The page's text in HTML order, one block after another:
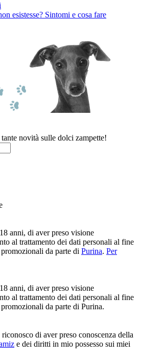
esistesse? Sintomi e cosa fare
novità sulle dolci zampette!
anni, di aver preso visione
al trattamento dei dati personali al fine
da parte di Purina. Per
anni, di aver preso visione
al trattamento dei dati personali al fine
da parte di Purina.
di aver preso conoscenza della
e dei diritti in mio possesso sui miei